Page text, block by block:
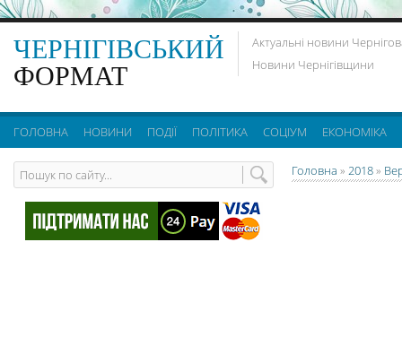
ЧЕРНІГІВСЬКИЙ
ФОРМАТ
Актуальні новини
Новини Чернігівщини
ГОЛОВНА НОВИНИ ПОДІЇ ПОЛІТИКА СОЦІУМ ЕКОНОМІКА
Головна » 2018»